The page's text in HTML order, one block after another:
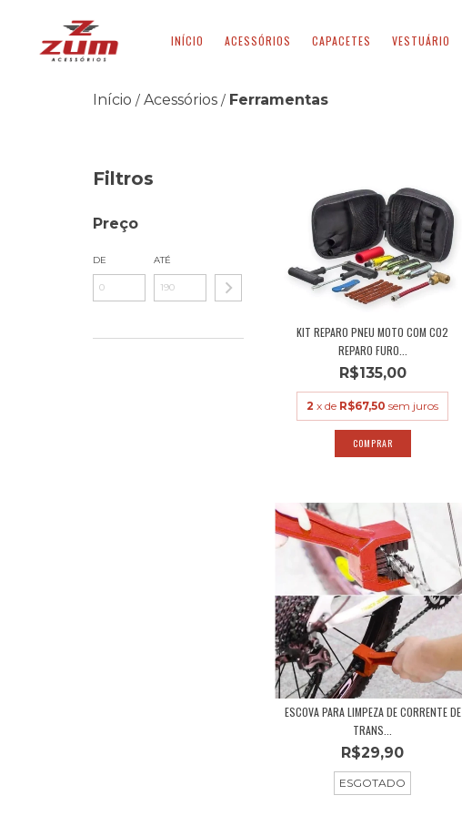
INÍCIO ACESSÓRIOS CAPACETES VESTUÁRIO
Início / Acessórios / Ferramentas
Filtros
Preço
DE ATÉ
KIT REPARO PNEU MOTO COM CO2
REPARO FURO...
R$135,00
2 x de R$67,50 sem juros
ESCOVA PARA LIMPEZA DE CORRENTE DE
TRANS...
R$29,90
ESGOTADO